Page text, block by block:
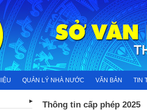
QUẢN LÝ NHÀ NƯỚC VĂN BẢN TIN
Thông tin cấp phép 2025